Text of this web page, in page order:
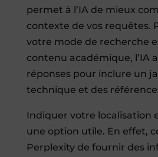
permet à l’IA de mieux
contexte de vos requêtes.
votre mode de recherche
contenu académique, l’IA
réponses pour inclure un
technique et des
Indiquer votre localisation
une option utile. En effet,
Perplexity de fournir des